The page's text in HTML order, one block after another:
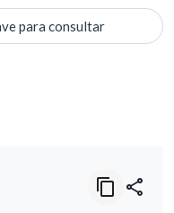
para consultar